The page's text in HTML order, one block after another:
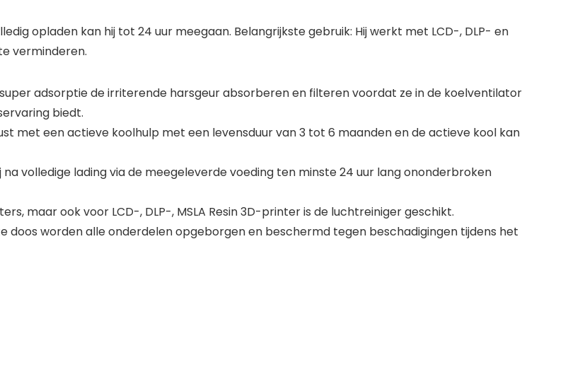
opladen kan hij tot 24 uur meegaan. Belangrijkste gebruik: Hij werkt met LCD-, DLP- en
verminderen.
adsorptie de irriterende harsgeur absorberen en filteren voordat ze in de koelventilator
biedt.
met een actieve koolhulp met een levensduur van 3 tot 6 maanden en de actieve kool kan
volledige lading via de meegeleverde voeding ten minste 24 uur lang ononderbroken
maar ook voor LCD-, DLP-, MSLA Resin 3D-printer is de luchtreiniger geschikt.
doos worden alle onderdelen opgeborgen en beschermd tegen beschadigingen tijdens het